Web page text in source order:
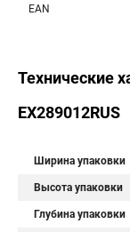
EAN
Технические
EX289012RUS
Ширина упаковки
Высота упаковки
Глубина упаковки